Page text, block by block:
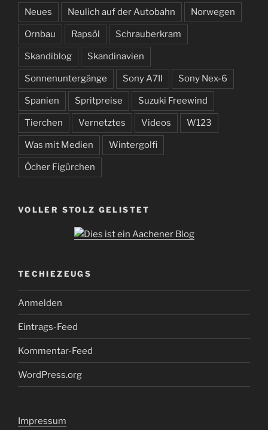
Neues Neulich auf der Autobahn Norwegen
Ornbau Rapsöl Schrauberkram
Skandiblog Skandinavien
Sonnenuntergänge Sony A7II Sony Nex-6
Spanien Spritpreise Suzuki Freewind
Tierchen Vernetztes Videos W123
Was mit Medien Wintergolfi
Öcher Figürchen
VOLLER STOLZ GELISTET
TECHIEZEUGS
Anmelden
Eintrags-Feed
Kommentar-Feed
WordPress.org
Impressum